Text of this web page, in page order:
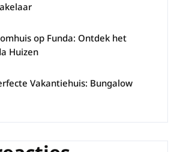
op Funda: Ontdek het
Huizen
Vakantiehuis: Bungalow